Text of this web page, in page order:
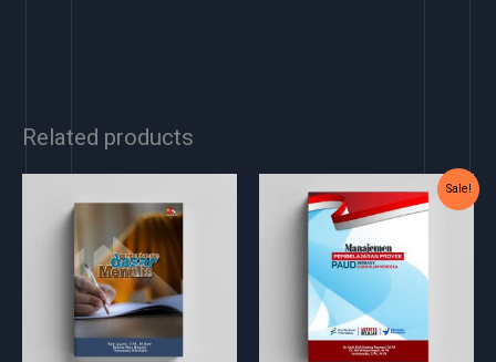
Related products
Sale!
price
was:
Rp40.000.
price
is: